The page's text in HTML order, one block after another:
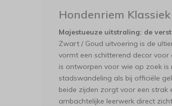
Hondenriem
Majestueuze uitstraling: de
Zwart / Goud uitvoering is de
vormt een schitterend decor
is ontworpen voor wie op zoek
stadswandeling als bij officiële
beide zijden zorgt voor een
ambachtelijke leerwerk direct